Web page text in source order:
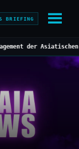
BRIEFING
der Asiatischen